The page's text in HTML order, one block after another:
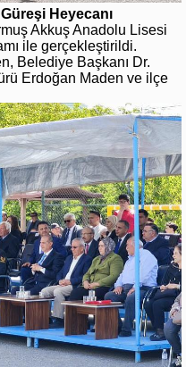
Heyecanı
Akkuş Anadolu Lisesi
ile gerçekleştirildi.
Belediye Başkanı Dr.
Erdoğan Maden ve ilçe